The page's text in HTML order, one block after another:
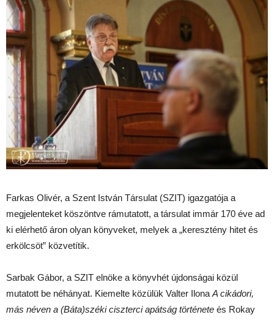
Farkas Olivér, a Szent István Társulat (SZIT) igazgatója a
megjelenteket köszöntve rámutatott, a társulat immár 170 éve ad
ki elérhető áron olyan könyveket, melyek a „keresztény hitet és
erkölcsöt” közvetítik.
Sarbak Gábor, a SZIT elnöke a könyvhét újdonságai közül
mutatott be néhányat. Kiemelte közülük Valter Ilona A cikádori,
más néven a (Báta)széki ciszterci apátság története és Rokay